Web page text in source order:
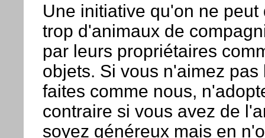
Une initiative qu'on ne
trop d'animaux de
par leurs propriétaires
objets. Si vous n'aimez pas
faites comme nous,
contraire si vous avez de
soyez généreux mais en